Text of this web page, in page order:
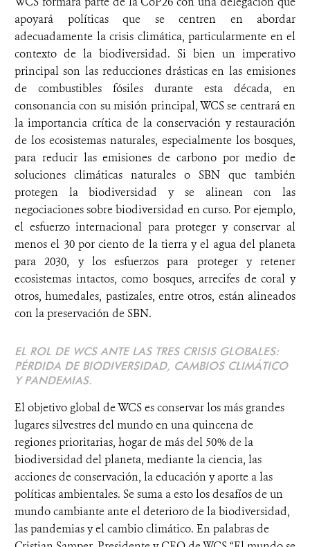
apoyará políticas que se centren en abordar
adecuadamente la crisis climática, particularmente en el
contexto de la biodiversidad. Si bien un imperativo
principal son las reducciones drásticas en las emisiones
de combustibles fósiles durante esta década, en
consonancia con su misión principal, WCS se centrará en
la importancia crítica de la conservación y restauración
de los ecosistemas naturales, especialmente los bosques,
para reducir las emisiones de carbono por medio de
soluciones climáticas naturales o SBN que también
protegen la biodiversidad y se alinean con las
negociaciones sobre biodiversidad en curso. Por ejemplo,
el esfuerzo internacional para proteger y conservar al
menos el 30 por ciento de la tierra y el agua del planeta
para 2030, y los esfuerzos para proteger y retener
ecosistemas intactos, como bosques, arrecifes de coral y
otros, humedales, pastizales, entre otros, están alineados
con la preservación de SBN.
EL ROL DE WCS ANTE LAS TRES CRISIS GLOBALES:
PÉRDIDA DE BIODIVERSIDAD, CAMBIOS CLIMÁTICO
Y PANDEMIAS.
El objetivo global de WCS es conservar los más grandes
lugares silvestres del mundo en una quincena de
regiones prioritarias, hogar de más del 50% de la
biodiversidad del planeta, mediante la ciencia, las
acciones de conservación, la educación y aporte a las
políticas ambientales. Se suma a esto los desafíos de un
mundo cambiante ante el deterioro de la biodiversidad,
las pandemias y el cambio climático. En palabras de